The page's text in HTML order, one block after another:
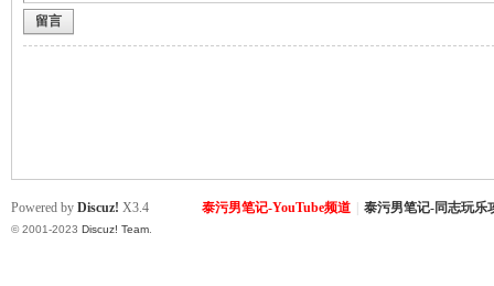
留言
泰污男笔记-YouTube频道 泰污男笔记-同志玩乐
Powered by Discuz! X3.4
© 2001-2023 Discuz! Team.